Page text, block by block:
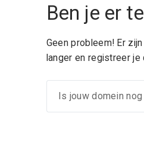
Ben je er
Geen probleem! Er
langer en registreer je